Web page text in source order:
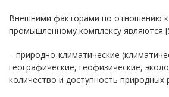
Внешними факторами по отношению к
промышленному комплексу являются
– природно-климатические
географические, геофизические,
количество и доступность природных